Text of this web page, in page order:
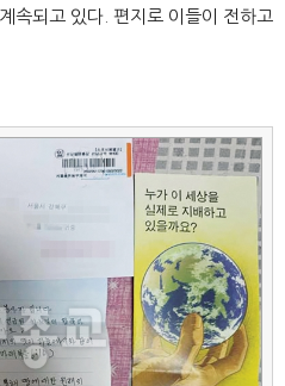
색
속되고 있다. 편지로 이들이 전하고